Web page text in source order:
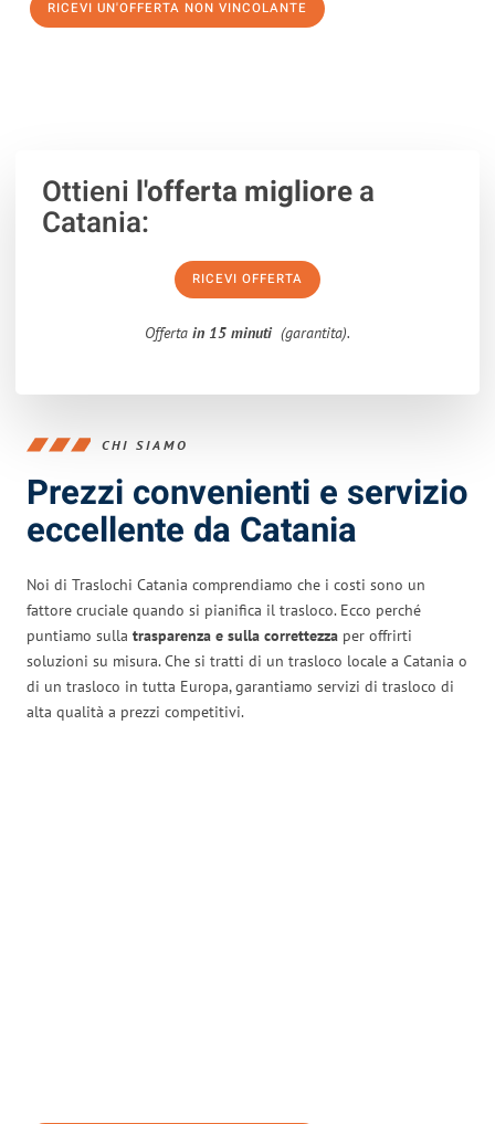
RICEVI UN'OFFERTA NON VINCOLANTE
Ottieni l'offerta migliorea
Catania:
RICEVI OFFERTA
Offerta in 15 minuti (garantita).
CHI SIAMO
Prezzi convenienti e servizio
eccellente da Catania
Noi di Traslochi Catania comprendiamo che i costi sono un
fattore cruciale quando si pianifica il trasloco. Ecco perché
puntiamo sulla trasparenza e sulla correttezza per offrirti
soluzioni su misura. Che si tratti di un trasloco locale a Catania o
di un trasloco in tutta Europa, garantiamo servizi di trasloco di
alta qualità a prezzi competitivi.